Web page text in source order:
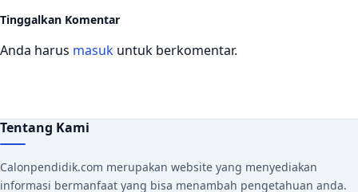
Tinggalkan Komentar
Anda harus masuk untuk berkomentar.
Tentang Kami
Calonpendidik.com merupakan website yang menyediakan
informasi bermanfaat yang bisa menambah pengetahuan anda.